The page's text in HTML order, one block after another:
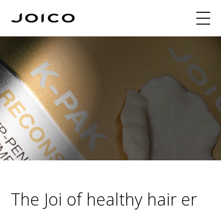
Produkter
Fargeoppskrifter
INNERJOI
Blogg
The Joi of healthy hair er